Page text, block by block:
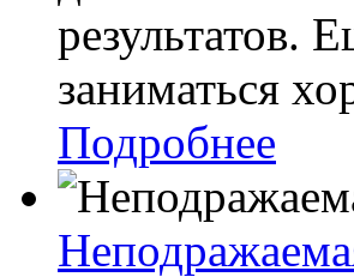
результатов.
заниматься
Подробнее